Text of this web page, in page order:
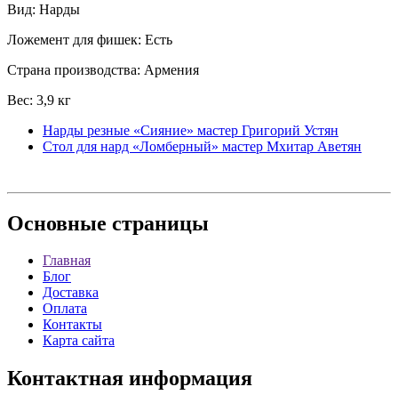
Вид: Нарды
Ложемент для фишек: Есть
Страна производства: Армения
Вес: 3,9 кг
Нарды резные «Сияние» мастер Григорий Устян
Стол для нард «Ломберный» мастер Мхитар Аветян
Основные страницы
Главная
Блог
Доставка
Оплата
Контакты
Карта сайта
Контактная информация